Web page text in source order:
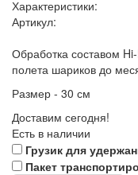
Характеристики:
Артикул:
Обработка составом
полета шариков до
Размер - 30 см
Доставим сегодня!
Есть в наличии
Грузик для
Пакет